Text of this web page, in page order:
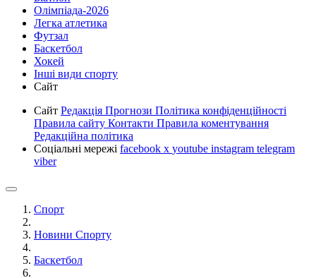
Олімпіада-2026
Легка атлетика
Футзал
Баскетбол
Хокей
Інші види спорту
Сайт
Сайт Редакція Прогнози Політика конфіденційності
Правила сайту Контакти Правила коментування
Редакційна політика
Соціальні мережі facebook x youtube instagram telegram
viber
Спорт
Новини Спорту
Баскетбол